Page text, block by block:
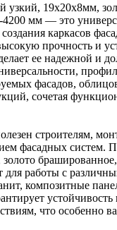
узкий, 19х20х8мм,
мм — это
каркасов
прочность и
ее надежной и
фасадов,
сочетая
строителям,
фасадных систем.
для работы с
композитные
устойчивость
что особенно